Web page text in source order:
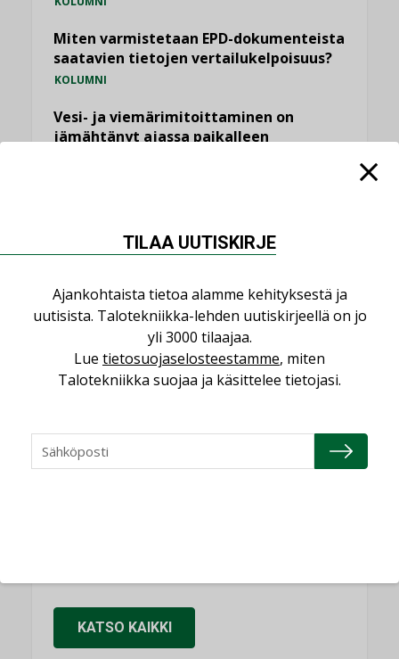
Miten varmistetaan EPD-dokumenteista
saatavien tietojen vertailukelpoisuus?
KOLUMNI
Vesi- ja viemärimitoittaminen on
jämähtänyt ajassa paikalleen
NIMITYKSET
Consti
Refair
NIMITYKSET
KATSO KAIKKI
TILAA UUTISKIRJE
Ajankohtaista tietoa alamme kehityksestä ja
uutisista. Talotekniikka-lehden uutiskirjeellä on jo
yli 3000 tilaajaa.
Lue tietosuojaselosteestamme, miten
Talotekniikka suojaa ja käsittelee tietojasi.